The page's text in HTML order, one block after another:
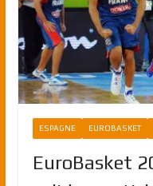
ESPAGNE EUROBASKET
EuroBasket